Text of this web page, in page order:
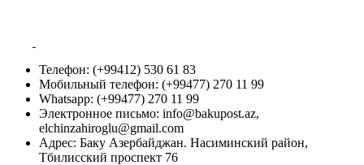
Телефон: (+99412) 530 61 83
Мобильный телефон: (+99477) 270 11 99
Whatsapp: (+99477) 270 11 99
Электронное письмо: info@bakupost.az,
elchinzahiroglu@gmail.com
Адрес: Баку Азербайджан. Насиминский район,
Тбилисский проспект 76